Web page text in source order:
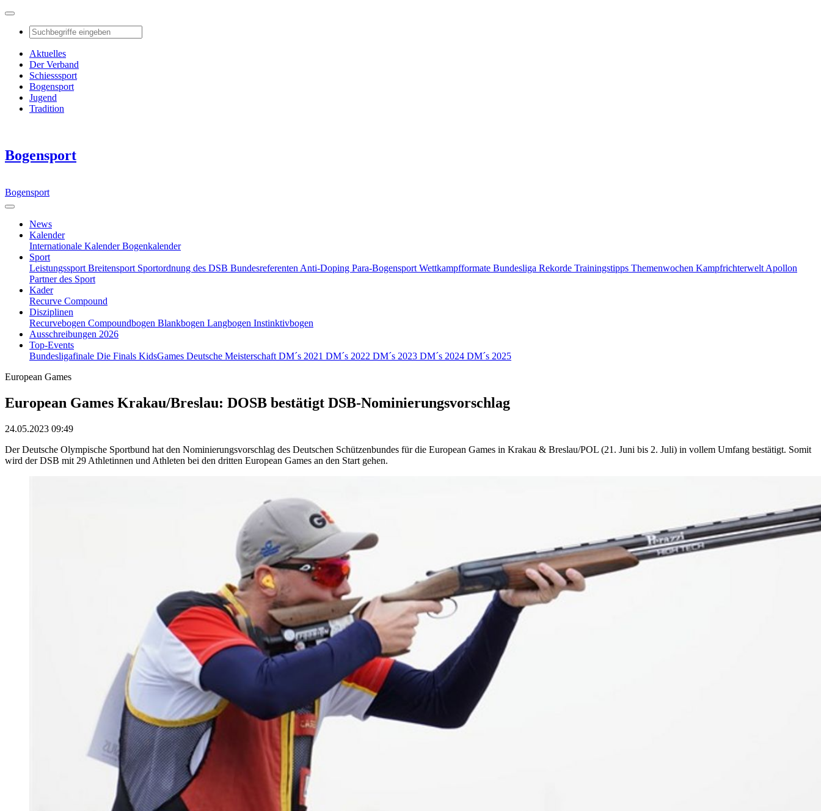
Aktuelles
Der Verband
Schiesssport
Bogensport
Jugend
Tradition
Bogensport
Bogensport
News
Kalender
Internationale KalenderBogenkalender
Sport
Leistungssport Breitensport Sportordnung des DSB Bundesreferenten Anti-Doping Para-Bogensport Wettkampfformate Bundesliga Rekorde Trainingstipps Themenwochen Kampfrichterwelt Apollon
Partner des Sport
Kader
Recurve Compound
Disziplinen
Recurvebogen Compoundbogen Blankbogen Langbogen Instinktivbogen
Ausschreibungen 2026
Top-Events
Bundesligafinale Die Finals KidsGames Deutsche Meisterschaft DM´s 2021 DM´s 2022 DM´s 2023 DM´s 2024 DM´s 2025
European Games
European Games Krakau/Breslau: DOSB bestätigt DSB-Nominierungsvorschlag
24.05.2023 09:49
Der Deutsche Olympische Sportbund hat den Nominierungsvorschlag des Deutschen Schützenbundes für die European Games in Krakau & Breslau/POL (21. Juni bis 2. Juli) in vollem Umfang bestätigt. Somit
wird der DSB mit 29 Athletinnen und Athleten bei den dritten European Games an den Start gehen.